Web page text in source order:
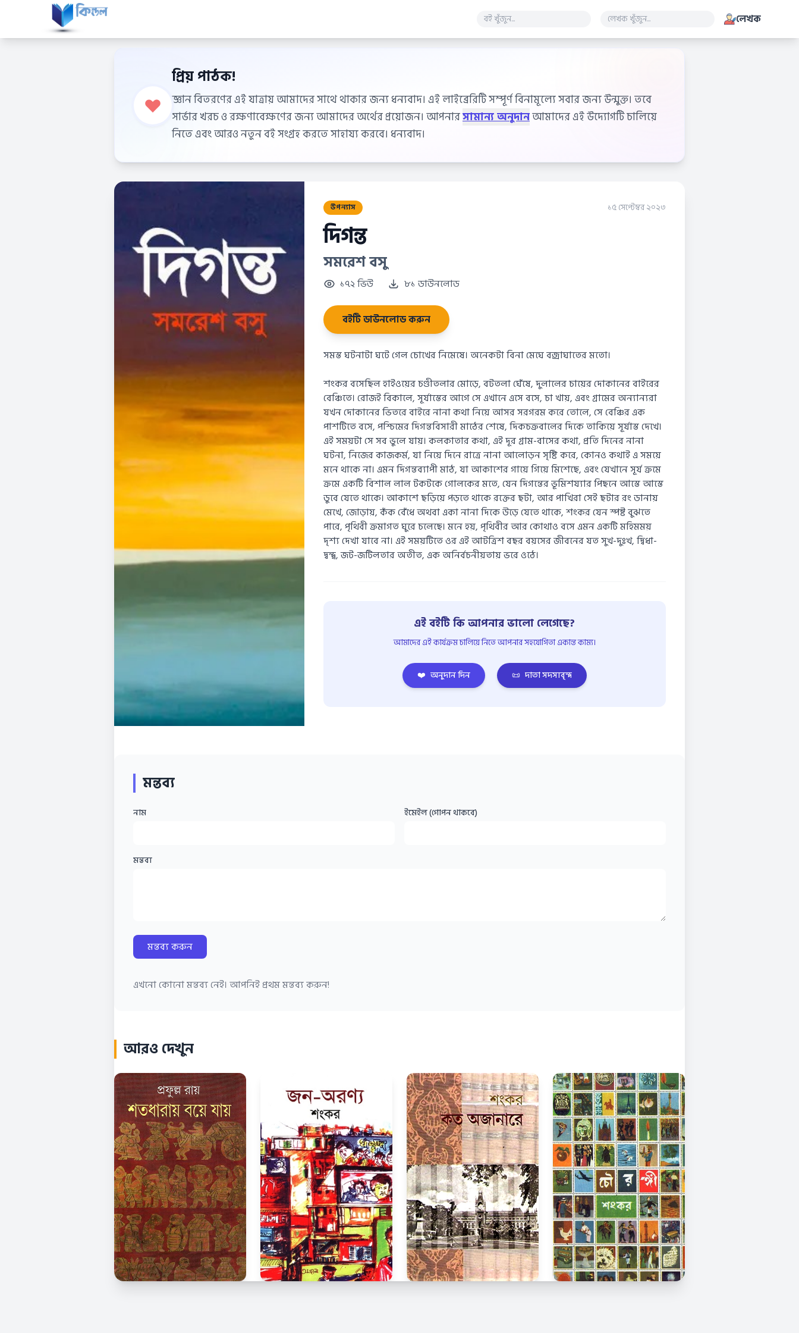
লেখক
প্রিয় পাঠক!
জ্ঞান বিতরণের এই যাত্রায় আমাদের সাথে থাকার জন্য ধন্যবাদ। এই লাইব্রেরিটি সম্পূর্ণ বিনামূল্যে সবার জন্য উন্মুক্ত। তবে
সার্ভার খরচ ও রক্ষণাবেক্ষণের জন্য আমাদের অর্থের প্রয়োজন। আপনার
সামান্য অনুদানআমাদের এই উদ্যোগটি চালিয়ে
নিতে এবং আরও নতুন বই সংগ্রহ করতে সাহায্য করবে। ধন্যবাদ।
উপন্যাস ১৫ সেপ্টেম্বর ২০২৩
দিগন্ত
সমরেশ বসু
১৭২ ভিউ ৮১ ডাউনলোড
বইটি ডাউনলোড করুন
সমস্ত ঘটনাটা ঘটে গেল চোখের নিমেষে। অনেকটা বিনা মেঘে বজ্রাঘাতের মতো।
শংকর বসেছিল হাইওয়ের চণ্ডীতলার মোড়ে, বটতলা ঘেঁষে, দুলালের চায়ের দোকানের বাইরের
বেঞ্চিতে। রোজই বিকালে, সূর্যাস্তের আগে সে এখানে এসে বসে, চা খায়, এবং গ্রামের অন্যান্যরা
যখন দোকানের ভিতরে বাইরে নানা কথা নিয়ে আসর সরগরম করে তোলে, সে বেঞ্চির এক
পাশটিতে বসে, পশ্চিমের দিগন্তবিসারী মাঠের শেষে, দিকচক্রবালের দিকে তাকিয়ে সূর্যাস্ত দেখে।
এই সময়টা সে সব ভুলে যায়। কলকাতার কথা, এই দূর গ্রাম-বাসের কথা, প্রতি দিনের নানা
ঘটনা, নিজের কাজকর্ম, যা নিয়ে দিনে রাত্রে নানা আলোড়ন সৃষ্টি করে, কোনও কথাই এ সময়ে
মনে থাকে না। এমন দিগন্তব্যাপী মাঠ, যা আকাশের গায়ে গিয়ে মিশেছে, এবং যেখানে সূর্য ক্রমে
ক্রমে একটি বিশাল লাল টকটকে গোলকের মতে, যেন দিগন্তের ভূমিশয্যার পিছনে আস্তে আস্তে
ডুবে যেতে থাকে। আকাশে ছড়িয়ে পড়তে থাকে রক্তের ছটা, আর পাখিরা সেই ছটার রং ডানায়
মেখে, জোড়ায়, কঁক বেঁধে অথবা একা নানা দিকে উড়ে যেতে থাকে, শংকর যেন স্পষ্ট বুঝতে
পারে, পৃথিবী ক্রমাগত ঘুরে চলেছে। মনে হয়, পৃথিবীর আর কোথাও বসে এমন একটি মহিমময়
দৃশ্য দেখা যাবে না। এই সময়টিতে ওর এই আটত্রিশ বছর বয়সের জীবনের যত সুখ-দুঃখ, দ্বিধা-
দ্বন্দ্ব, জট-জটিলতার অতীত, এক অনির্বচনীয়তায় ভরে ওঠে।
এই বইটি কি আপনার ভালো লেগেছে?
আমাদের এই কার্যক্রম চালিয়ে নিতে আপনার সহযোগিতা একান্ত কাম্য।
❤️ অনুদান দিন 📜 দাতা সদস্যবৃন্দ
মন্তব্য
নাম ইমেইল (গোপন থাকবে)
মন্তব্য
মন্তব্য করুন
এখনো কোনো মন্তব্য নেই। আপনিই প্রথম মন্তব্য করুন!
আরও দেখুন